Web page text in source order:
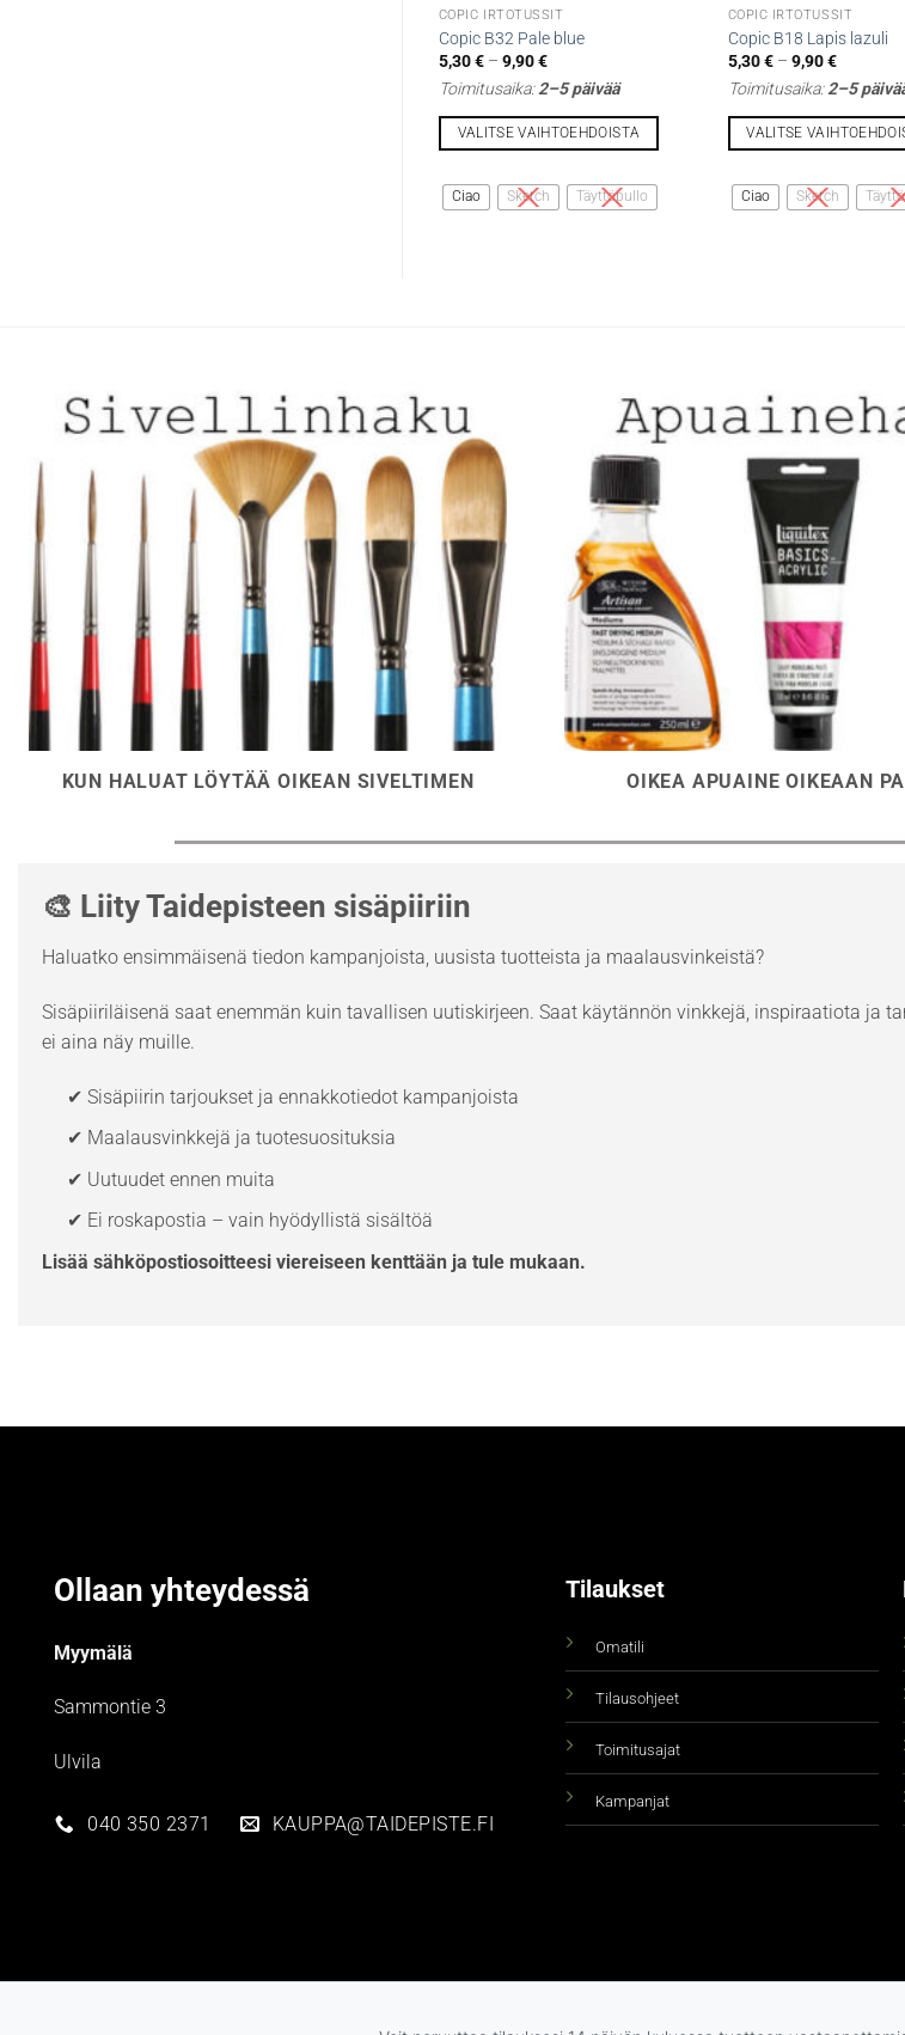
COPIC IRTOTUSSIT
Copic B32 Pale blue
5,30€ – 9,90€Hintaluokka:
-
Toimitusaika:2–5 päivää
VALITSE VAIHTOEHDOISTA
tuotteella
sivulla.
Ciao Sketch Täyttöpullo
COPIC IRTOTUSSIT
Copic B18 Lapis lazuli
5,30€ – 9,90€
-
Toimitusaika:2–5
VALITSE
tuotteella
sivulla.
Ciao Sketch
KUN HALUAT LÖYTÄÄ OIKEAN SIVELTIMEN OIKEA APUAINE OIKEAAN
🎨 Liity Taidepisteen sisäpiiriin
Haluatko ensimmäisenä tiedon kampanjoista, uusista tuotteista ja maalausvinkeistä?
Sisäpiiriläisenä saat enemmän kuin tavallisen uutiskirjeen. Saat käytännön vinkkejä, inspiraatiota ja
ei aina näy muille.
✔ Sisäpiirin tarjoukset ja ennakkotiedot kampanjoista
✔ Maalausvinkkejä ja tuotesuosituksia
✔ Uutuudet ennen muita
✔ Ei roskapostia – vain hyödyllistä sisältöä
Lisää sähköpostiosoitteesi viereiseen kenttään ja tule mukaan.
Ollaan yhteydessä
Myymälä
Sammontie 3
Ulvila
040 350 2371 KAUPPA@TAIDEPISTE.FI
Tilaukset
Omatili
Tilausohjeet
Toimitusajat
Kampanjat
Copyright 2026 ©